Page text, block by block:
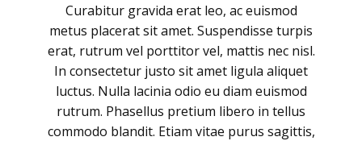
Curabitur gravida erat leo, ac euismod
metus placerat sit amet. Suspendisse turpis
erat, rutrum vel porttitor vel, mattis nec nisl.
In consectetur justo sit amet ligula aliquet
luctus. Nulla lacinia odio eu diam euismod
rutrum. Phasellus pretium libero in tellus
commodo blandit. Etiam vitae purus sagittis,